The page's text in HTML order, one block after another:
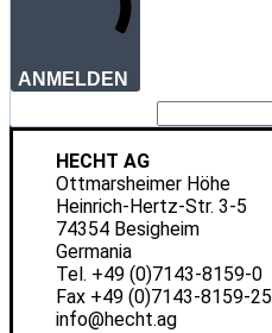
ANMELDEN
HECHT AG
Ottmarsheimer Höhe
Heinrich-Hertz-Str. 3-5
74354 Besigheim
Germania
Tel. +49 (0)7143-8159-0
Fax +49 (0)7143-8159-25
info@hecht.ag